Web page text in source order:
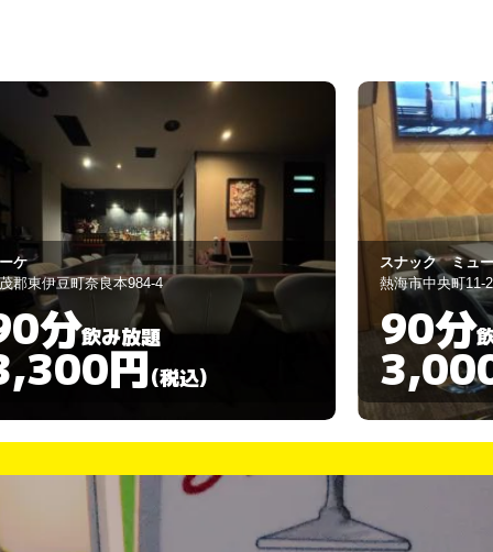
ケ
郡東伊豆町奈良本984-4
分飲み放題
円(税込)
スナック ミュ
熱海市中央町11-
90分